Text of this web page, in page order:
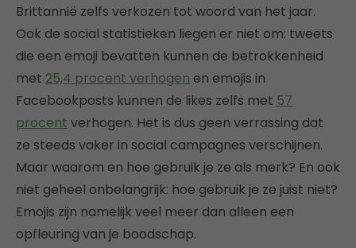
Brittannië zelfs verkozen tot woord van het jaar.
Ook de social statistieken liegen er niet om: tweets
die een emoji bevatten kunnen de betrokkenheid
met 25,4 procent verhogen en emojis in
Facebookposts kunnen de likes zelfs met 57
procent verhogen. Het is dus geen verrassing dat
ze steeds vaker in social campagnes verschijnen.
Maar waarom en hoe gebruik je ze als merk? En ook
niet geheel onbelangrijk: hoe gebruik je ze juist niet?
Emojis zijn namelijk veel meer dan alleen een
opfleuring van je boodschap.